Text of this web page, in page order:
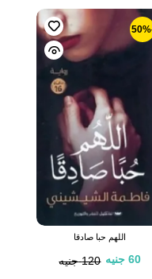
-
اللهم حبا صادقا
120 جنيه 60 جنيه